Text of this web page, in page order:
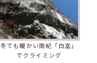
冬でも暖かい南紀「白嵓」
でクライミング